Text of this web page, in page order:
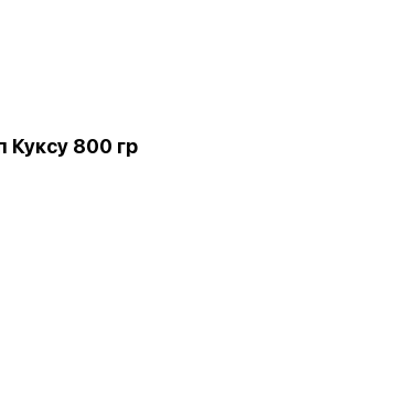
Куксу 800 гр